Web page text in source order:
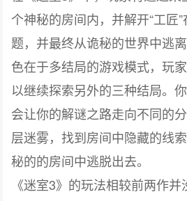
个神秘的房间内，并解开“工匠
题，并最终从诡秘的世界中逃
色在于多结局的游戏模式，玩
以继续探索另外的三种结局。
会让你的解谜之路走向不同的
层迷雾，找到房间中隐藏的线
秘的的房间中逃脱出去。
《迷室3》 的玩法相较前两作并